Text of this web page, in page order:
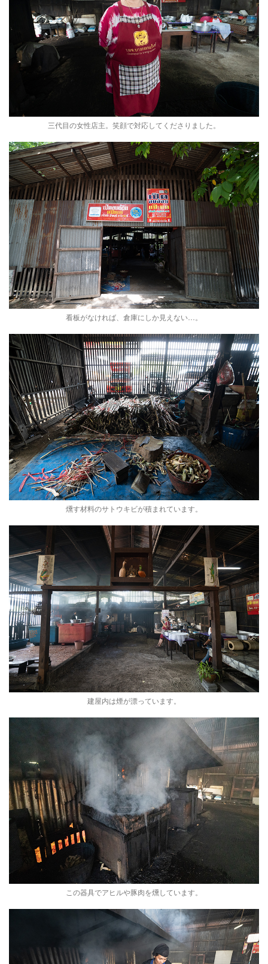
三代目の女性店主。笑顔で対応してくださりました。
看板がなければ、倉庫にしか見えない…。
燻す材料のサトウキビが積まれています。
建屋内は煙が漂っています。
この器具でアヒルや豚肉を燻しています。